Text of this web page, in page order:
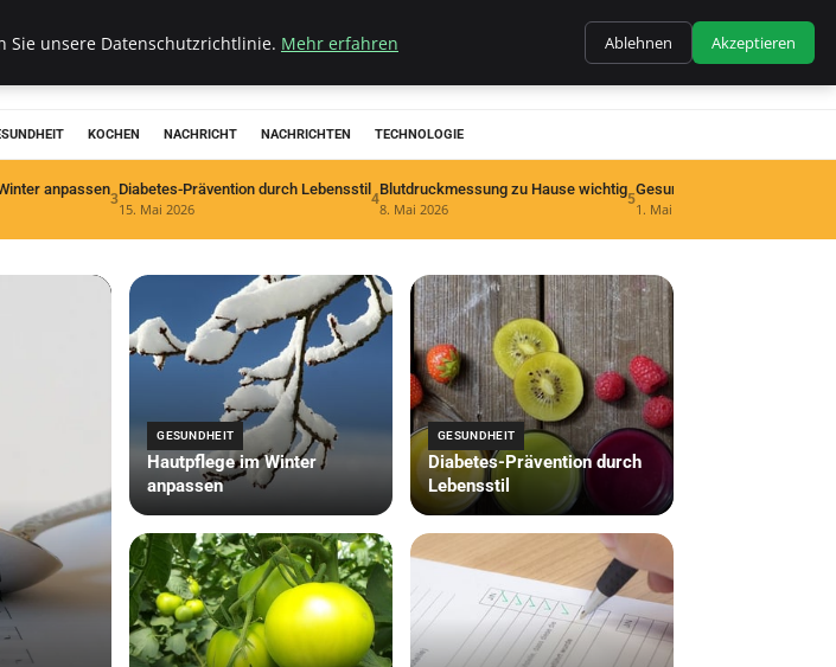
KOCHEN NACHRICHT NACHRICHTEN TECHNOLOGIE
anpassen
3
Diabetes-Prävention durch Lebensstil
15. Mai 2026
4
Blutdruckmessung zu Hause wichtig
8. Mai 2026
5
1. Mai 2026
GESUNDHEIT
Hautpflege im Winter
anpassen
GESUNDHEIT
Diabetes-Prävention durch
Lebensstil
Sie unsere Datenschutzrichtlinie. Mehr erfahren Ablehnen Akzeptieren